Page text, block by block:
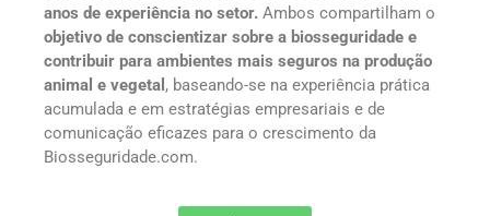
anos de experiência no setor. Ambos compartilham o
objetivo de conscientizar sobre a biosseguridade e
contribuir para ambientes mais seguros na produção
animal e vegetal , baseando-se na experiência prática
acumulada e em estratégias empresariais e de
comunicação eficazes para o crescimento da
Biosseguridade.com.